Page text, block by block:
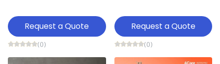
Request a Quote
(0)
Request a Quote
(0)